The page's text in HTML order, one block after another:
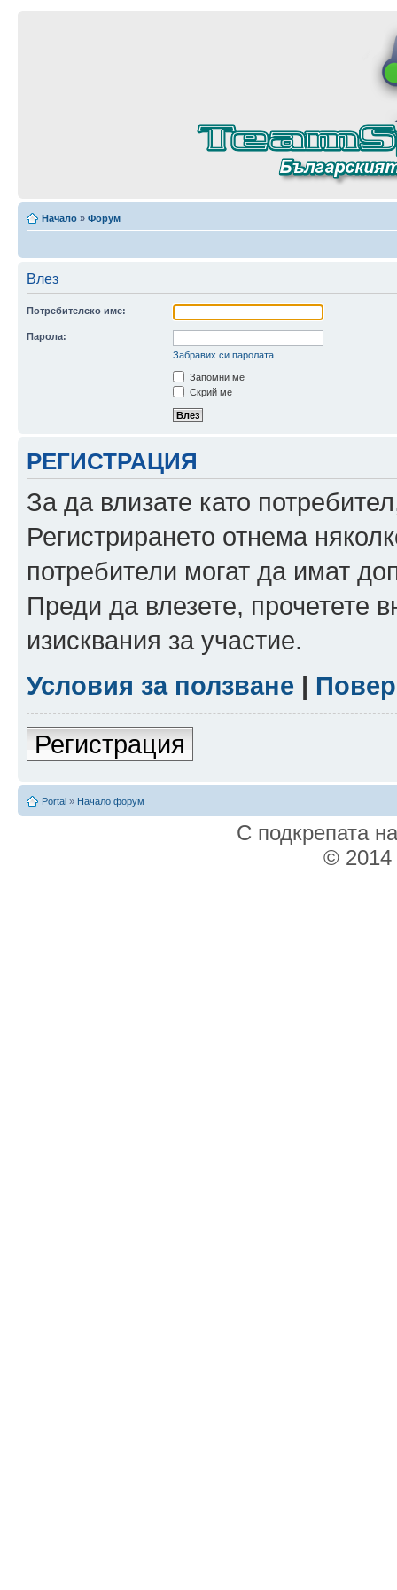
Начало » Форум
Влез
Потребителско име:
Парола:
Забравих си паролата
Запомни ме
Скрий ме
РЕГИСТРАЦИЯ
За да влизате като
Регистрирането отнема
потребители могат да имат
Преди да влезете, прочетете
изисквания за участие.
Условия за ползване |
Регистрация
Portal » Начало форум
С подкрепата
© 2014